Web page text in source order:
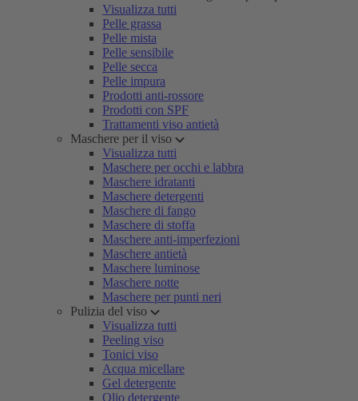
Visualizza tutti
Pelle grassa
Pelle mista
Pelle sensibile
Pelle secca
Pelle impura
Prodotti anti-rossore
Prodotti con SPF
Trattamenti viso antietà
Maschere per il viso
Visualizza tutti
Maschere per occhi e labbra
Maschere idratanti
Maschere detergenti
Maschere di fango
Maschere di stoffa
Maschere anti-imperfezioni
Maschere antietà
Maschere luminose
Maschere notte
Maschere per punti neri
Pulizia del viso
Visualizza tutti
Peeling viso
Tonici viso
Acqua micellare
Gel detergente
Olio detergente